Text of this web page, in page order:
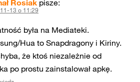
Rosiak pisze:
13 o 11:29
była na Mediateki.
Hua to Snapdragony i Kiriny.
że ktoś niezależnie od
po prostu zainstalował apkę.